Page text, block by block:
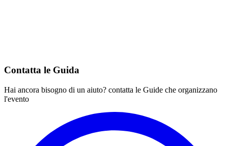
Contatta le Guida
Hai ancora bisogno di un aiuto? contatta le Guide che organizzano
l'evento